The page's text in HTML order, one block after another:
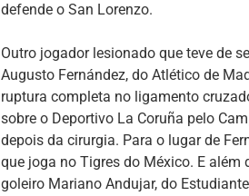
defende o San Lorenzo.
Outro jogador lesionado que teve de
Augusto Fernández, do Atlético de
ruptura completa no ligamento
sobre o Deportivo La Coruña pelo
depois da cirurgia. Para o lugar de
que joga no Tigres do México. E
goleiro Mariano Andujar, do